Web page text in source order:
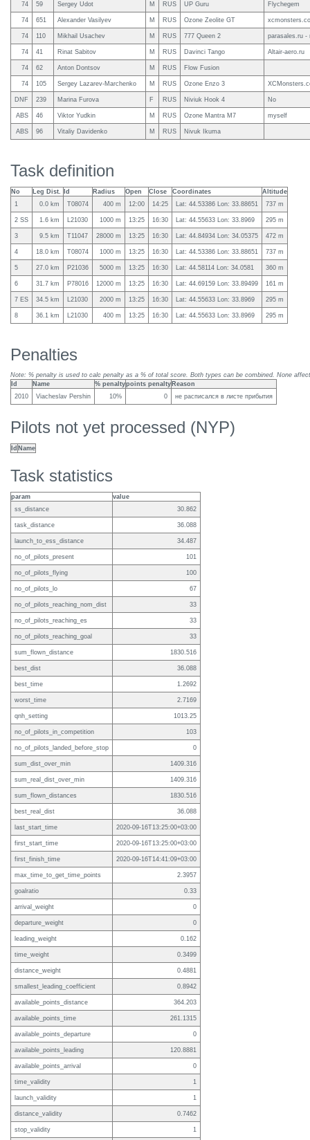
74 59 Sergey Udot M RUS UP Guru Flychegem
74 651 Alexander Vasilyev M RUS Ozone Zeolite GT
74 110 Mikhail Usachev M RUS 777 Queen 2 parasales.ru -
74 41 Rinat Sabitov M RUS Davinci Tango Altair-aero.ru
74 62 Anton Dontsov M RUS Flow Fusion
74 105 Sergey Lazarev-Marchenko M RUS Ozone Enzo 3
DNF 239 Marina Furova F RUS Niviuk Hook 4 No
ABS 46 Viktor Yudkin M RUS Ozone Mantra M7 myself
ABS 96 Vitaliy Davidenko M RUS Nivuk Ikuma
Task definition
No Leg Dist. Id Radius Open Close Coordinates
Altitude
1
0.0 km T08074 400 m 12:00 14:25 Lat: 44.53386 Lon: 33.88651 737 m
2 SS 1.6 km L21030 1000 m 13:25 16:30 Lat: 44.55633 Lon: 33.8969 295 m
3 9.5 km T11047 28000 m 13:25 16:30 Lat: 44.84934 Lon: 34.05375 472 m
4 18.0 km T08074 1000 m 13:25 16:30 Lat: 44.53386 Lon: 33.88651 737 m
5 27.0 km P21036 5000 m 13:25 16:30 Lat: 44.58114 Lon: 34.0581 360 m
6 31.7 km P78016 12000 m 13:25 16:30 Lat: 44.69159 Lon: 33.89499 161 m
7 ES 34.5 km L21030 2000 m 13:25 16:30 Lat: 44.55633 Lon: 33.8969 295 m
8 36.1 km L21030 400 m 13:25 16:30 Lat: 44.55633 Lon: 33.8969 295 m
Penalties
Note: % penalty is used to calc penalty as a % of total score. Both types can be combined. None
Id
Name % penaltypoints penalty Reason
2010
Viacheslav Pershin 10% 0 не расписался в листе прибытия
Pilots not yet processed (NYP)
Id Name
Task statistics
param
value
ss_distance
30.862
task_distance 36.088
launch_to_ess_distance 34.487
no_of_pilots_present 101
no_of_pilots_flying 100
no_of_pilots_lo 67
no_of_pilots_reaching_nom_dist 33
no_of_pilots_reaching_es 33
no_of_pilots_reaching_goal 33
sum_flown_distance 1830.516
best_dist 36.088
best_time 1.2692
worst_time 2.7169
qnh_setting 1013.25
no_of_pilots_in_competition 103
no_of_pilots_landed_before_stop 0
sum_dist_over_min 1409.316
sum_real_dist_over_min 1409.316
sum_flown_distances 1830.516
best_real_dist 36.088
last_start_time 2020-09-16T13:25:00+03:00
first_start_time 2020-09-16T13:25:00+03:00
first_finish_time 2020-09-16T14:41:09+03:00
max_time_to_get_time_points 2.3957
goalratio 0.33
arrival_weight 0
departure_weight 0
leading_weight 0.162
time_weight 0.3499
distance_weight 0.4881
smallest_leading_coefficient 0.8942
available_points_distance 364.203
available_points_time 261.1315
available_points_departure 0
available_points_leading 120.8881
available_points_arrival 0
time_validity 1
launch_validity 1
distance_validity 0.7462
stop_validity 1